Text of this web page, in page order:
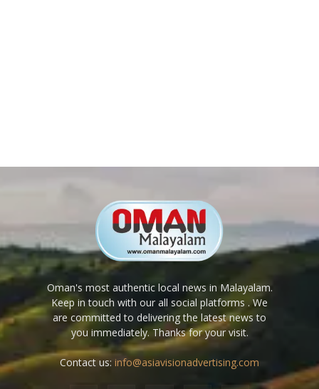
Oman's most authentic local news in Malayalam.
Keep in touch with our all social platforms . We
are committed to delivering the latest news to
you immediately. Thanks for your visit.
Contact us: info@asiavisionadvertising.com